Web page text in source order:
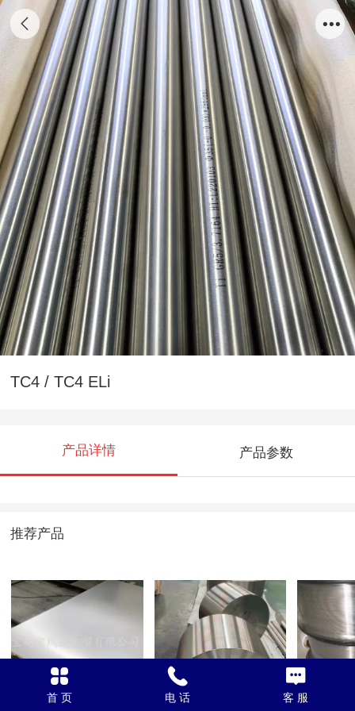
TC4 / TC4 ELi
产品详情 产品参数
推荐产品
TC4
TC4 /
丝
首 页 电 话 客 服